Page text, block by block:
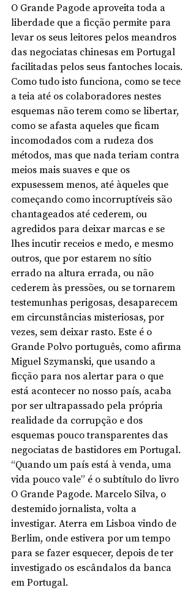
O Grande Pagode aproveita toda a
liberdade que a ficção permite para
levar os seus leitores pelos meandros
das negociatas chinesas em Portugal
facilitadas pelos seus fantoches locais.
Como tudo isto funciona, como se tece
a teia até os colaboradores nestes
esquemas não terem como se libertar,
como se afasta aqueles que ficam
incomodados com a rudeza dos
métodos, mas que nada teriam contra
meios mais suaves e que os
expusessem menos, até àqueles que
começando como incorruptíveis são
chantageados até cederem, ou
agredidos para deixar marcas e se
lhes incutir receios e medo, e mesmo
outros, que por estarem no sítio
errado na altura errada, ou não
cederem às pressões, ou se tornarem
testemunhas perigosas, desaparecem
em circunstâncias misteriosas, por
vezes, sem deixar rasto. Este é o
Grande Polvo português, como afirma
Miguel Szymanski, que usando a
ficção para nos alertar para o que
está acontecer no nosso país, acaba
por ser ultrapassado pela própria
realidade da corrupção e dos
esquemas pouco transparentes das
negociatas de bastidores em Portugal.
“Quando um país está à venda, uma
vida pouco vale” é o subtítulo do livro
O Grande Pagode. Marcelo Silva, o
destemido jornalista, volta a
investigar. Aterra em Lisboa vindo de
Berlim, onde estivera por um tempo
para se fazer esquecer, depois de ter
investigado os escândalos da banca
em Portugal.